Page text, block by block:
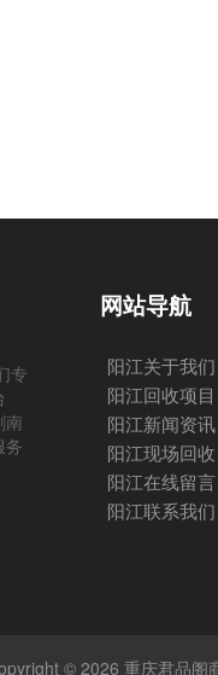
专
南
务
网站导航
阳江关于我们
阳江回收项目
阳江新闻资讯
阳江现场回收
阳江在线留言
阳江联系我们
© 2026 重庆君品阁